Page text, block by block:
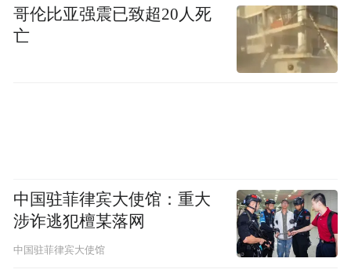
哥伦比亚强震已致超20人死
亡
中国驻菲律宾大使馆：重大
涉诈逃犯檀某落网
中国驻菲律宾大使馆